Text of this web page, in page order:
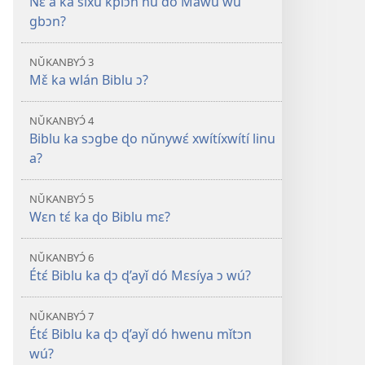
ɖó
Nǔwlánwlán
mímɛ́
Biblu
gbɛ
tɔn
lɛ́.
gbɔn?
NǓKANBYƆ́ 3
Mɛ̌ ka wlán Biblu ɔ?
NǓKANBYƆ́ 4
Biblu ka sɔgbe ɖo nǔnywɛ́ xwítíxwítí linu
a?
NǓKANBYƆ́ 5
Wɛn tɛ́ ka ɖo Biblu mɛ?
NǓKANBYƆ́ 6
Étɛ́ Biblu ka ɖɔ ɖ’ayǐ dó Mɛsíya ɔ wú?
NǓKANBYƆ́ 7
Étɛ́ Biblu ka ɖɔ ɖ’ayǐ dó hwenu mǐtɔn
wú?